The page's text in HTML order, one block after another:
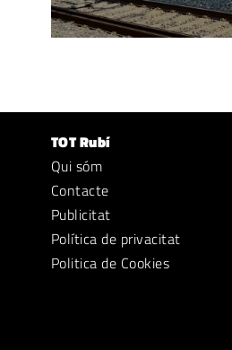
TOT Rubí
Qui sóm
Contacte
Publicitat
Política de privacitat
Politica de Cookies